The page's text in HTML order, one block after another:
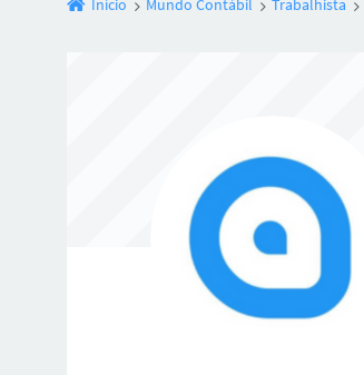
Início Mundo Contábil Trabalhista